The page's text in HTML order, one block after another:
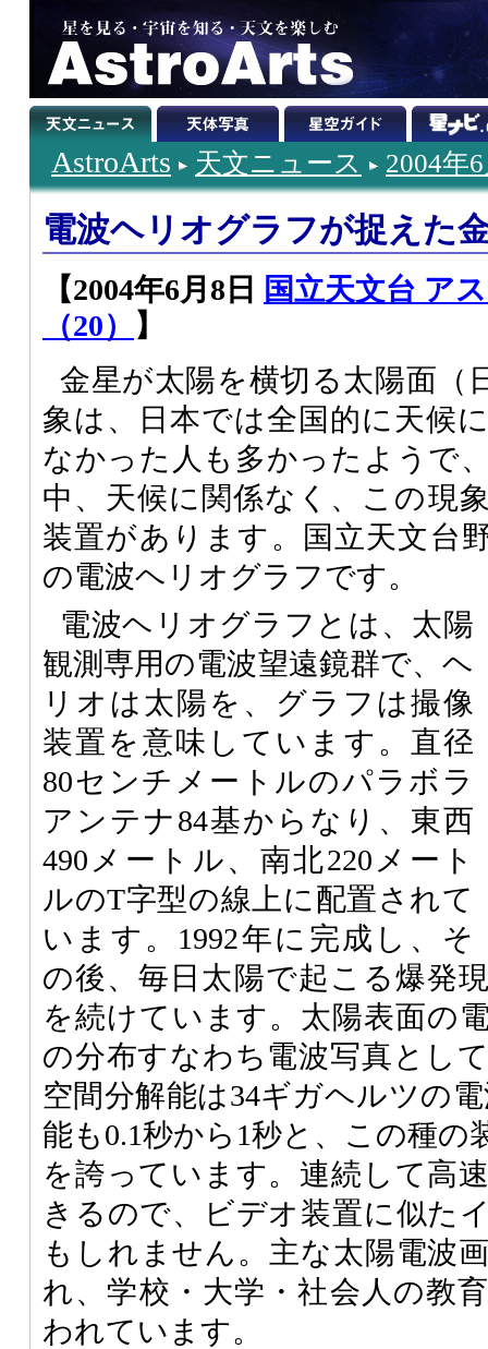
AstroArts 天文ニュース 2004年
電波ヘリオグラフが捉えた
【2004年6月8日
国立天文台 ア
（20）
】
金星が太陽を横切る太陽面（
象は、日本では全国的に天候
なかった人も多かったようで
中、天候に関係なく、この現
装置があります。国立天文台
の電波ヘリオグラフです。
電波ヘリオグラフとは、太陽
観測専用の電波望遠鏡群で、ヘ
リオは太陽を、グラフは撮像
装置を意味しています。直径
80センチメートルのパラボラ
アンテナ84基からなり、東西
490メートル、南北220メート
ルのT字型の線上に配置されて
います。1992年に完成し、そ
の後、毎日太陽で起こる爆発
を続けています。太陽表面の
の分布すなわち電波写真とし
空間分解能は34ギガヘルツの
能も0.1秒から1秒と、この種の
を誇っています。連続して高
きるので、ビデオ装置に似た
もしれません。主な太陽電波
れ、学校・大学・社会人の教
われています。